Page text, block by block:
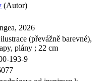
(Autor)
2026
(převážně barevné),
plány ; 22 cm
193-9